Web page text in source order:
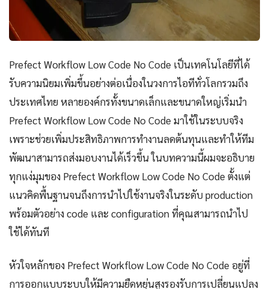
Prefect Workflow Low Code No Code เป็นเทคโนโลยีที่ได้
รับความนิยมเพิ่มขึ้นอย่างต่อเนื่องในวงการไอทีทั่วโลกรวมถึง
ประเทศไทย หลายองค์กรทั้งขนาดเล็กและขนาดใหญ่เริ่มนำ
Prefect Workflow Low Code No Code มาใช้ในระบบจริง
เพราะช่วยเพิ่มประสิทธิภาพการทำงานลดต้นทุนและทำให้ทีม
พัฒนาสามารถส่งมอบงานได้เร็วขึ้น ในบทความนี้ผมจะอธิบาย
ทุกแง่มุมของ Prefect Workflow Low Code No Code ตั้งแต่
แนวคิดพื้นฐานจนถึงการนำไปใช้งานจริงในระดับ production
พร้อมตัวอย่าง code และ configuration ที่คุณสามารถนำไป
ใช้ได้ทันที
หัวใจหลักของ Prefect Workflow Low Code No Code อยู่ที่
การออกแบบระบบให้มีความยืดหยุ่นสูงรองรับการเปลี่ยนแปลง